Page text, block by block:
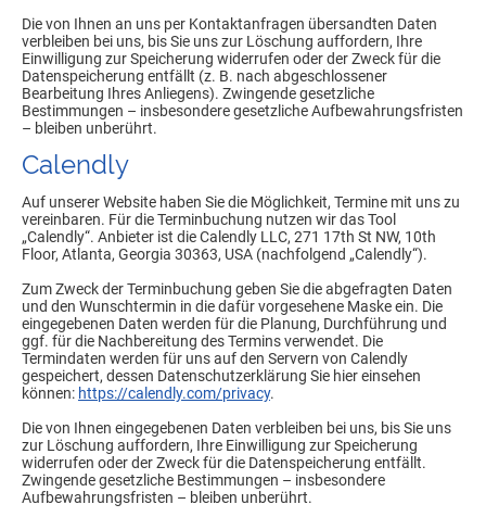
Die von Ihnen an uns per Kontaktanfragen übersandten Daten
verbleiben bei uns, bis Sie uns zur Löschung auffordern, Ihre
Einwilligung zur Speicherung widerrufen oder der Zweck für die
Datenspeicherung entfällt (z. B. nach abgeschlossener
Bearbeitung Ihres Anliegens). Zwingende gesetzliche
Bestimmungen – insbesondere gesetzliche Aufbewahrungsfristen
– bleiben unberührt.
Calendly
Auf unserer Website haben Sie die Möglichkeit, Termine mit uns zu
vereinbaren. Für die Terminbuchung nutzen wir das Tool
„Calendly“. Anbieter ist die Calendly LLC, 271 17th St NW, 10th
Floor, Atlanta, Georgia 30363, USA (nachfolgend „Calendly“).
Zum Zweck der Terminbuchung geben Sie die abgefragten Daten
und den Wunschtermin in die dafür vorgesehene Maske ein. Die
eingegebenen Daten werden für die Planung, Durchführung und
ggf. für die Nachbereitung des Termins verwendet. Die
Termindaten werden für uns auf den Servern von Calendly
gespeichert, dessen Datenschutzerklärung Sie hier einsehen
können: https://calendly.com/privacy.
Die von Ihnen eingegebenen Daten verbleiben bei uns, bis Sie uns
zur Löschung auffordern, Ihre Einwilligung zur Speicherung
widerrufen oder der Zweck für die Datenspeicherung entfällt.
Zwingende gesetzliche Bestimmungen – insbesondere
Aufbewahrungsfristen – bleiben unberührt.